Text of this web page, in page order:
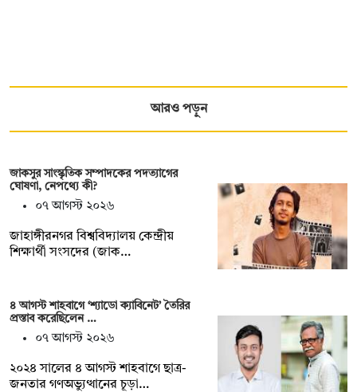
আরও পড়ুন
জাকসুর সাংস্কৃতিক সম্পাদকের পদত্যাগের
ঘোষণা, নেপথ্যে কী?
০৭ আগস্ট ২০২৬
জাহাঙ্গীরনগর বিশ্ববিদ্যালয় কেন্দ্রীয়
শিক্ষার্থী সংসদের (জাক…
৪ আগস্ট শাহবাগে ‘শ্যাডো ক্যাবিনেট’ তৈরির
প্রস্তাব করেছিলেন …
০৭ আগস্ট ২০২৬
২০২৪ সালের ৪ আগস্ট শাহবাগে ছাত্র-
জনতার গণঅভ্যুত্থানের চূড়া…